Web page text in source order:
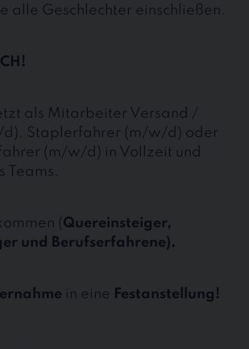
alle Geschlechter einschließen.
als Mitarbeiter Versand /
d), Staplerfahrer (m/w/d) oder
(m/w/d) in Vollzeit und
Teams.
(Quereinsteiger,
und Berufserfahrene).
in eine Festanstellung!